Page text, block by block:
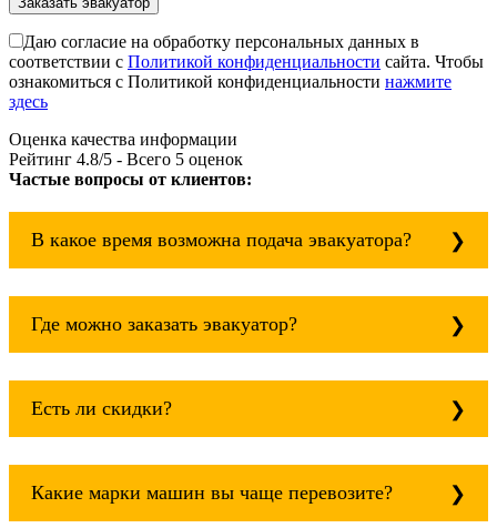
Даю согласие на обработку персональных данных в
соответствии с Политикой конфиденциальности сайта. Чтобы
ознакомиться с Политикой конфиденциальности нажмите
здесь
Оценка качества информации
Рейтинг 4.8/5 - Всего 5 оценок
Частые вопросы от клиентов:
В какое время возможна подача эвакуатора?
эвакуатор огуднево всегда рядом!
Где можно заказать эвакуатор?
расстояние звоните круглосуточно, но
Есть ли скидки?
можно получить дешево и быстро
Какие марки машин вы чаще перевозите?